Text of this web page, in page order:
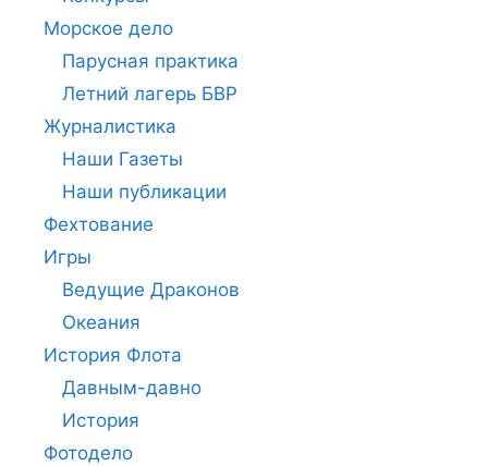
Морское дело
Парусная практика
Летний лагерь БВР
Журналистика
Наши Газеты
Наши публикации
Фехтование
Игры
Ведущие Драконов
Океания
История Флота
Давным-давно
История
Фотодело